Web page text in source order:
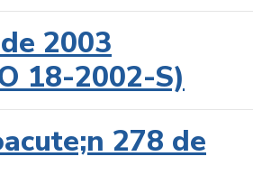
2003
18-2002-S)
278 de